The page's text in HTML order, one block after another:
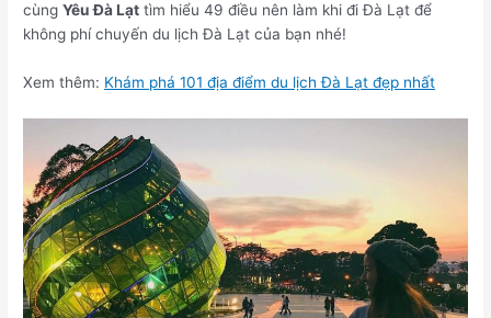
cùngYêu Đà Lạt tìm hiểu 49 điều nên làm khi đi Đà Lạt để
không phí chuyến du lịch Đà Lạt của bạn nhé!
Xem thêm: Khám phá 101 địa điểm du lịch Đà Lạt đẹp nhất